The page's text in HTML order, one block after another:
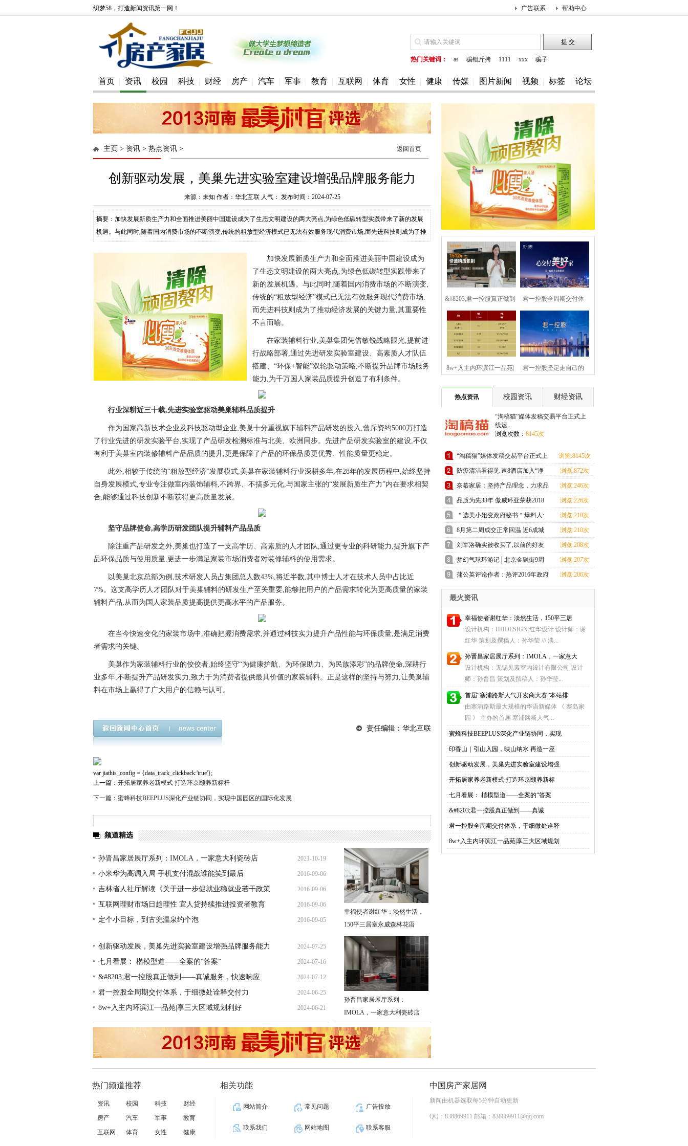
织梦58，打造新闻资讯第一网！ 帮助中心
广告联系
热门关键词： as 骗锟斤拷 1111 xxx 骗子
首页 资讯 校园 科技 财经 房产 汽车 军事 教育 互联网 体育 女性 健康 传媒 图片新闻 视频 标签 论坛
主页 > 资讯 > 热点资讯 > 返回首页
创新驱动发展，美巢先进实验室建设增强品牌服务能力
来源：未知 作者：华北互联 人气： 发布时间：2024-07-25
摘要：加快发展新质生产力和全面推进美丽中国建设成为了生态文明建设的两大亮点,为绿色低碳转型实践带来了新的发展
机遇。与此同时,随着国内消费市场的不断演变,传统的粗放型经济模式已无法有效服务现代消费市场,而先进科技则成为了推
加快发展新质生产力和全面推进美丽中国建设成为
了生态文明建设的两大亮点,为绿色低碳转型实践带来了
新的发展机遇。与此同时,随着国内消费市场的不断演变,
传统的“粗放型经济”模式已无法有效服务现代消费市场,
而先进科技则成为了推动经济发展的关键力量,其重要性
不言而喻。
在家装辅料行业,美巢集团凭借敏锐战略眼光,提前进
行战略部署,通过先进研发实验室建设、高素质人才队伍
搭建、“环保+智能”双轮驱动策略,不断提升品牌市场服务
能力,为千万国人家装品质提升创造了有利条件。
行业深耕近三十载,先进实验室驱动美巢辅料品质提升
作为国家高新技术企业及科技驱动型企业,美巢十分重视旗下辅料产品研发的投入,曾斥资约5000万打造
了行业先进的研发实验平台,实现了产品研发检测标准与北美、欧洲同步。先进产品研发实验室的建设,不仅
有利于美巢室内装修辅料产品品质的提升,更是保障了产品的环保品质更优秀、性能质量更稳定。
此外,相较于传统的“粗放型经济”发展模式,美巢在家装辅料行业深耕多年,在28年的发展历程中,始终坚持
自身发展模式,专业专注做室内装饰辅料,不跨界、不搞多元化,与国家主张的“发展新质生产力”内在要求相契
合,能够通过科技创新不断获得更高质量发展。
坚守品牌使命,高学历研发团队提升辅料产品品质
除注重产品研发之外,美巢也打造了一支高学历、高素质的人才团队,通过更专业的科研能力,提升旗下产
品环保品质与使用质量,更进一步满足家装市场消费者对装修辅料的使用需求。
以美巢北京总部为例,技术研发人员占集团总人数43%,将近半数,其中博士人才在技术人员中占比近
7%。这支高学历人才团队对于美巢辅料的研发生产至关重要,能够把用户的产品需求转化为更高质量的家装
辅料产品,从而为国人家装品质提高提供更高水平的产品服务。
在当今快速变化的家装市场中,准确把握消费需求,并通过科技实力提升产品性能与环保质量,是满足消费
者需求的关键。
美巢作为家装辅料行业的佼佼者,始终坚守“为健康护航、为环保助力、为民族添彩”的品牌使命,深耕行
业多年,不断提升产品研发实力,致力于为消费者提供最具价值的家装辅料。正是这样的坚持与努力,让美巢辅
料在市场上赢得了广大用户的信赖与认可。
责任编辑：华北互联
var jiathis_config = {data_track_clickback:'true'};
上一篇： 开拓居家养老新模式 打造环京颐养新标杆
下一篇： 蜜蜂科技BEEPLUS深化产业链协同，实现中国园区的国际化发展
频道精选
孙晋昌家居展厅系列：IMOLA，一家意大利瓷砖店 2021-10-19
15:35:50
小米华为高调入局 手机支付混战谁能笑到最后 2016-09-06
16:34:52
吉林省人社厅解读《关于进一步促就业稳就业若干政策
措
2016-09-06
16:10:44
互联网理财市场日趋理性 宜人贷持续推进投资者教育 2016-09-06
11:19:29
定个小目标，到古兜温泉约个泡 2016-09-05
创新驱动发展，美巢先进实验室建设增强品牌服务能力 2024-07-25
11:43:31
七月看展： 楷模型道——全案的“答案” 2024-07-16
15:37:22
&#8203;君一控股真正做到——真诚服务，快速响应 2024-07-12
11:29:52
君一控股全周期交付体系，于细微处诠释交付力 2024-06-25
12:49:04
8w+入主内环滨江一品苑|享三大区域规划利好 2024-06-21
15:54:23
幸福使者谢红华：淡然生活，
150平三居室永威森林花语
孙晋昌家居展厅系列：
IMOLA，一家意大利瓷砖店
&#8203;君一控股真正做到
——真诚
君一控股全周期交付体
系，于细微处诠
8w+入主内环滨江一品苑| 君一控股坚定走自己的
热点资讯
校园资讯 财经资讯
“淘稿猫”媒体发稿交易平台正式上
线运...
浏览次数： 8145次
“淘稿猫”媒体发稿交易平台正式上
线运营——专
浏览:8145次
防疫清洁看得见 速8酒店加入“净
安心·房”
浏览:872次
奈慕家居：坚持产品理念，力求品
牌新发展
浏览:246次
品质为先33年 傲威环亚荣获2018
年度中国家具四项
浏览:226次
＂选美小姐变政府秘书＂爆料人:
目的是监督政府(1
浏览:210次
8月第二周成交正常回温 近6成城
市成交环比上升
浏览:210次
刘军洛确实被收买了,以前的好友
爆料
浏览:208次
梦幻气球环游记│北京金融街9周
年店庆献礼
浏览:207次
蒲公英评论作者：热评2016年政府
工作报告
浏览:206次
最火资讯
幸福使者谢红华：淡然生活，150平三居
设计机构：HHDESIGN 红华设计 设计师：谢
红华 策划及撰稿人：孙华莹 /// 淡...
孙晋昌家居展厅系列：IMOLA，一家意大
设计机构：无锡见素室内设计有限公司 设计
师：孙晋昌 策划及撰稿人：孙华莹...
首届“塞浦路斯人气开发商大赛”本站排
由塞浦路斯最大规模的华语新媒体 《 塞岛家
园 》 主办的首届 塞浦路斯人气...
·蜜蜂科技BEEPLUS深化产业链协同，实现
·印香山｜引山入园，映山纳水 再造一座
·创新驱动发展，美巢先进实验室建设增强
·开拓居家养老新模式 打造环京颐养新标
·七月看展： 楷模型道——全案的“答案
·&#8203;君一控股真正做到——真诚
·君一控股全周期交付体系，于细微处诠释
·8w+入主内环滨江一品苑|享三大区域规划
热门频道推荐
资讯 校园 科技
财经
房产
汽车 军事
教育
互联网
体育 女性 健康
相关功能
网站简介 常见问题 广告投放
联系我们 网站地图 联系客服
中国房产家居网
新闻由机器选取每5分钟自动更新
QQ：838869911 邮箱：838869911@qq.com